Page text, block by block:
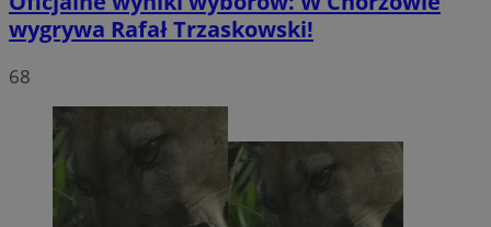
wygrywa Rafał Trzaskowski!
68